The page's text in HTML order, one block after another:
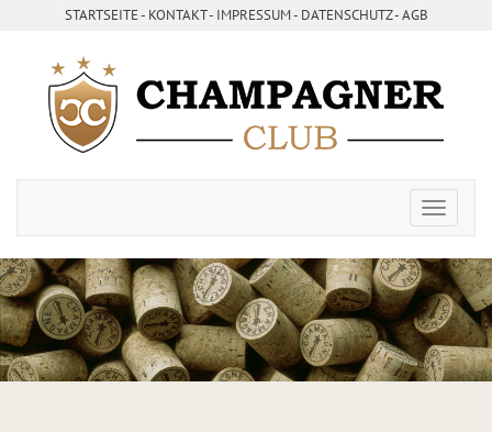
STARTSEITE- ­ KONTAKT- ­ IMPRESSUM- ­ DATENSCHUTZ-AGB